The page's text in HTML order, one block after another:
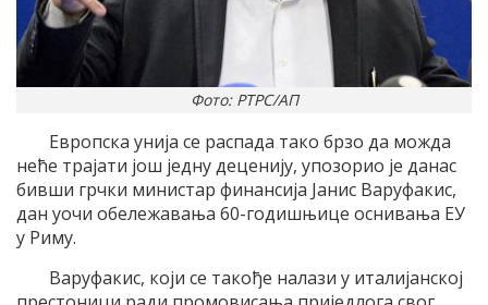
Фото: РТРС/АП
Европска унија се распада тако брзо да можда
неће трајати још једну деценију, упозорио је данас
бивши грчки министар финансија Јанис Варуфакис,
дан уочи обележавања 60-годишњице оснивања ЕУ
у Риму.
Варуфакис, који се такође налази у италијанској